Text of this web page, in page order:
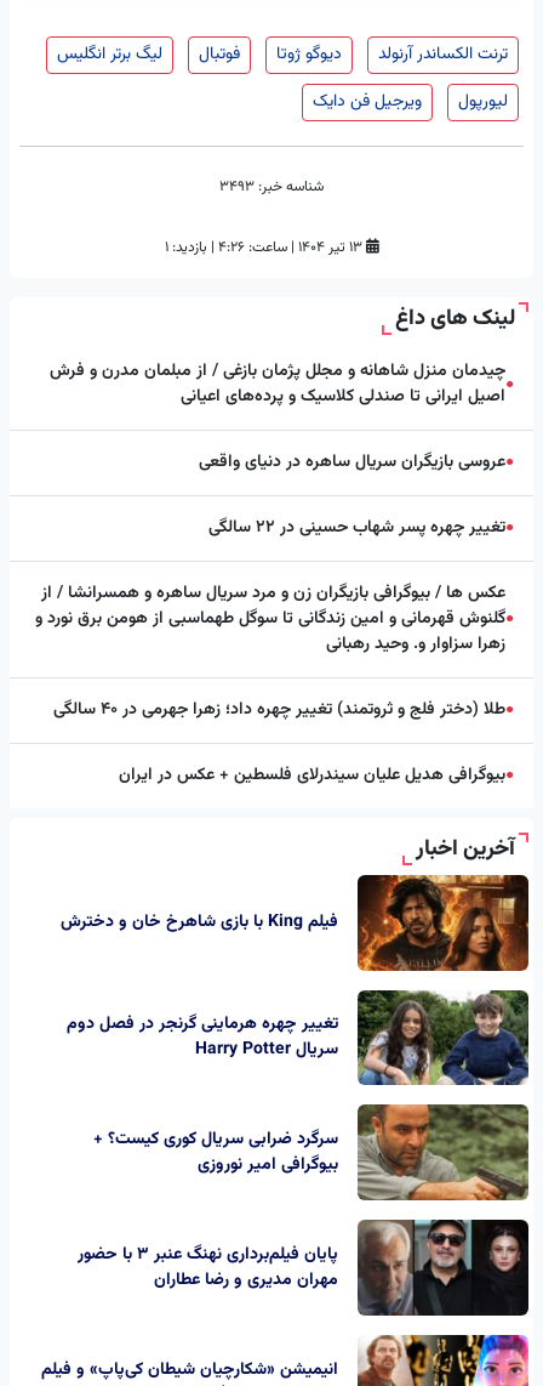
ترنت الکساندر آرنولد دیوگو ژوتا فوتبال
لیگ برتر انگلیس
لیورپول
ویرجیل فن دایک
شناسه خبر:
۱۳ تیر ۱۴۰۴ | ساعت: ۴:۲۶ | بازدید: 1
لینک های داغ
●چیدمان منزل شاهانه و مجلل پژمان بازغی / از مبلمان مدرن و فرش
اصیل ایرانی تا صندلی کلاسیک و پرده‌های اعیانی
●عروسی بازیگران سریال ساهره در دنیای واقعی
●تغییر چهره پسر شهاب حسینی در ۲۲ سالگی
●
عکس ها / بیوگرافی بازیگران زن و مرد سریال ساهره و همسرانشا / از
گلنوش قهرمانی و امین زندگانی تا سوگل طهماسبی از هومن برق نورد و
زهرا سزاوار و. وحید رهبانی
●طلا (دختر فلج و ثروتمند) تغییر چهره داد؛ زهرا جهرمی در ۴۰ سالگی
●بیوگرافی هدیل علیان سیندرلای فلسطین + عکس در ایران
آخرین اخبار
فیلم King با بازی شاهرخ خان و دخترش
تغییر چهره هرماینی گرنجر در فصل دوم
سریال Harry Potter
سرگرد ضرابی سریال کوری کیست؟ +
بیوگرافی امیر نوروزی
پایان فیلم‌برداری نهنگ عنبر ۳ با حضور
مهران مدیری و رضا عطاران
انیمیشن «شکارچیان شیطان کی‌پاپ» و فیلم